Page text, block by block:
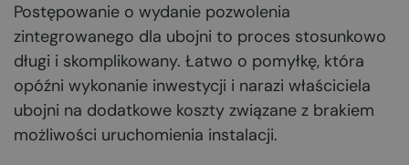
Postępowanie o wydanie pozwolenia
zintegrowanego dla ubojni to proces stosunkowo
długi i skomplikowany. Łatwo o pomyłkę, która
opóźni wykonanie inwestycji i narazi właściciela
ubojni na dodatkowe koszty związane z brakiem
możliwości uruchomienia instalacji.